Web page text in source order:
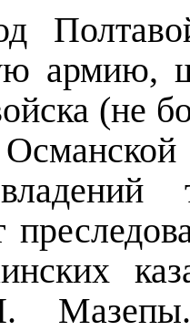
армию,
(не
Мазепы.